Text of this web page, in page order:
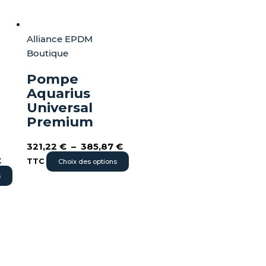
pageAlliance EPDM
Boutique
Pompe
Aquarius
Universal
Premium
321,22€ – 385,87€
TTC Choix des options